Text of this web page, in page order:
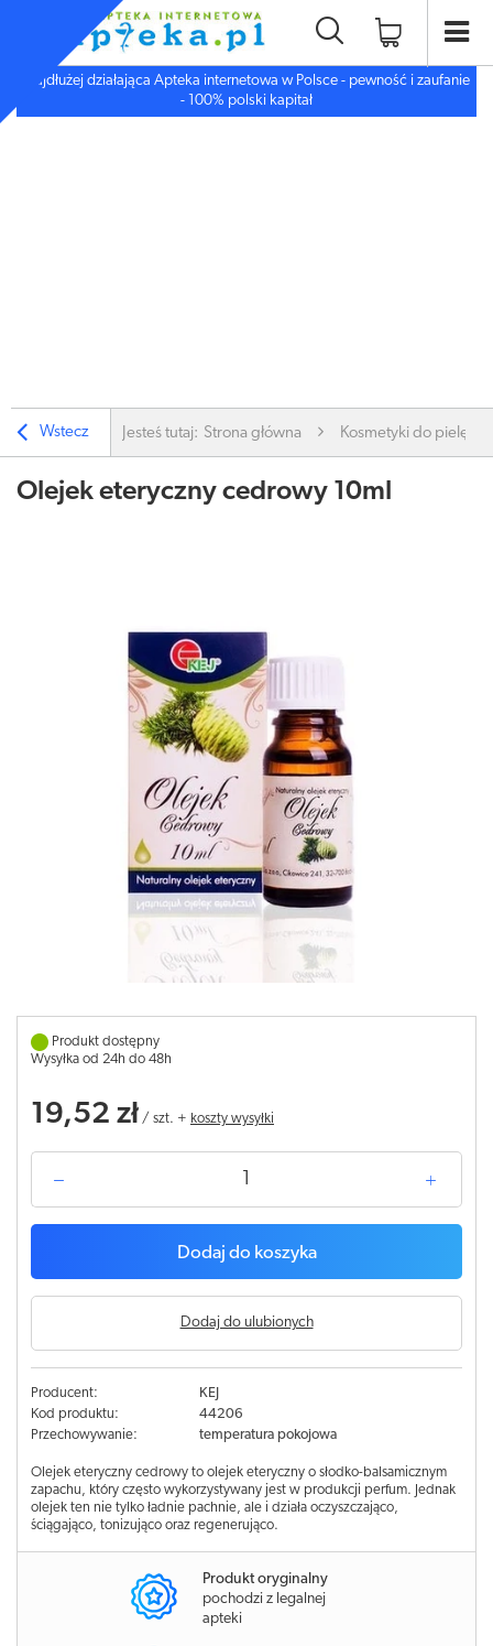
Najdłużej działająca Apteka internetowa w Polsce - pewność i zaufanie
- 100% polski kapitał
Wstecz Jesteś tutaj: Strona główna Kosmetyki do
Olejek eteryczny cedrowy 10ml
Produkt dostępny
Wysyłka od 24h do 48h
19,52 zł / szt. + koszty wysyłki
Dodaj do koszyka
Dodaj do ulubionych
Producent:
KEJ
Kod produktu:
44206
Przechowywanie:
temperatura pokojowa
Olejek eteryczny cedrowy to olejek eteryczny o słodko-balsamicznym
zapachu, który często wykorzystywany jest w produkcji perfum. Jednak
olejek ten nie tylko ładnie pachnie, ale i działa oczyszczająco,
ściągająco, tonizująco oraz regenerująco.
Produkt oryginalny
pochodzi z legalnej
apteki